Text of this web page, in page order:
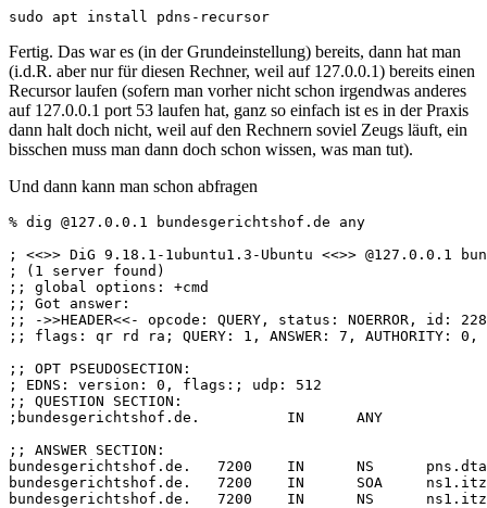
Fertig. Das war es (in der Grundeinstellung) bereits, dann hat man
(i.d.R. aber nur für diesen Rechner, weil auf 127.0.0.1) bereits einen
Recursor laufen (sofern man vorher nicht schon irgendwas anderes
auf 127.0.0.1 port 53 laufen hat, ganz so einfach ist es in der Praxis
dann halt doch nicht, weil auf den Rechnern soviel Zeugs läuft, ein
bisschen muss man dann doch schon wissen, was man tut).
Und dann kann man schon abfragen
% dig @127.0.0.1 bundesgerichtshof.de any
; <<>> DiG 9.18.1-1ubuntu1.3-Ubuntu <<>> @127.0.0.1
; (1 server found)
;; global options: +cmd
;; Got answer:
;; ->>HEADER<<- opcode: QUERY, status: NOERROR, id:
;; flags: qr rd ra; QUERY: 1, ANSWER: 7, AUTHORITY: 0,
;; OPT PSEUDOSECTION:
; EDNS: version: 0, flags:; udp: 512
;; QUESTION SECTION:
;bundesgerichtshof.de.		IN	ANY
;; ANSWER SECTION:
bundesgerichtshof.de.	7200	IN	NS	pns.dtag.de.
bundesgerichtshof.de.	7200	IN	SOA	ns1.itzbund.de. hostmaster.itzbund.de. 2023020901 10800 3600 1209600 86400
bundesgerichtshof.de.	7200	IN	NS	ns1.itzbund.de.